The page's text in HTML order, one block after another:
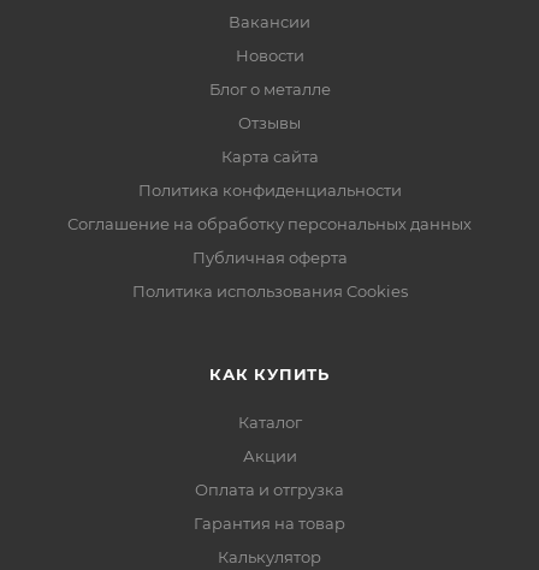
Вакансии
Новости
Блог о металле
Отзывы
Карта сайта
Политика конфиденциальности
Соглашение на обработку персональных данных
Публичная оферта
Политика использования Cookies
КАК КУПИТЬ
Каталог
Акции
Оплата и отгрузка
Гарантия на товар
Калькулятор